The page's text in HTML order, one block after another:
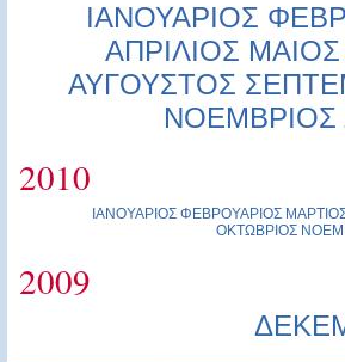
ΙΑΝΟΥΑΡΙΟΣ
ΑΠΡΙΛΙΟΣ ΜΑΙΟΣ
ΑΥΓΟΥΣΤΟΣ
ΝΟΕΜΒΡΙΟΣ
2010
ΙΑΝΟΥΑΡΙΟΣ ΦΕΒΡΟΥΑΡΙΟΣ
ΟΚΤΩΒΡΙΟΣ
2009